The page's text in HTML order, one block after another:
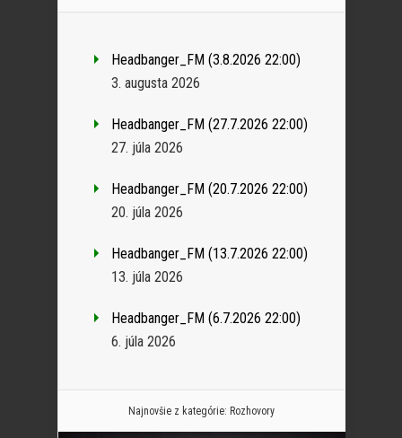
Headbanger_FM (3.8.2026 22:00)
3. augusta 2026
Headbanger_FM (27.7.2026 22:00)
27. júla 2026
Headbanger_FM (20.7.2026 22:00)
20. júla 2026
Headbanger_FM (13.7.2026 22:00)
13. júla 2026
Headbanger_FM (6.7.2026 22:00)
6. júla 2026
Najnovšie z kategórie: Rozhovory